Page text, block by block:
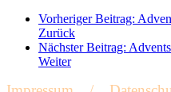
Vorheriger Beitrag:
Zurück
Nächster Beitrag:
Weiter